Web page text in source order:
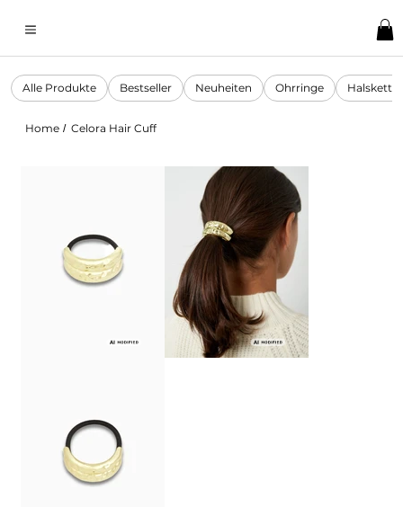
Alle Produkte Bestseller Neuheiten Ohrringe
Home / Celora Hair Cuff